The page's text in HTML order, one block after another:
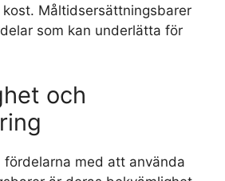
kost. Måltidsersättningsbarer
som kan underlätta för
och
fördelarna med att använda